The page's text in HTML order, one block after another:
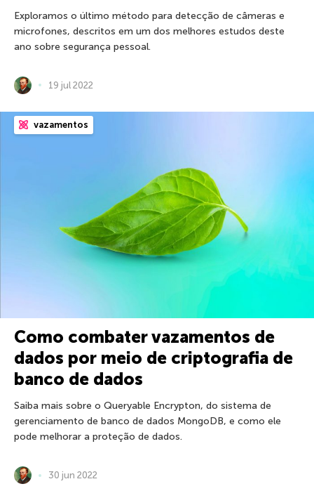
Exploramos o último método para detecção de câmeras e
microfones, descritos em um dos melhores estudos deste
ano sobre segurança pessoal.
19 jul 2022
vazamentos
Como combater vazamentos de
dados por meio de criptografia de
banco de dados
Saiba mais sobre o Queryable Encrypton, do sistema de
gerenciamento de banco de dados MongoDB, e como ele
pode melhorar a proteção de dados.
30 jun 2022